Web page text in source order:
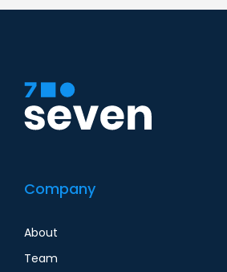
Company
About
Team